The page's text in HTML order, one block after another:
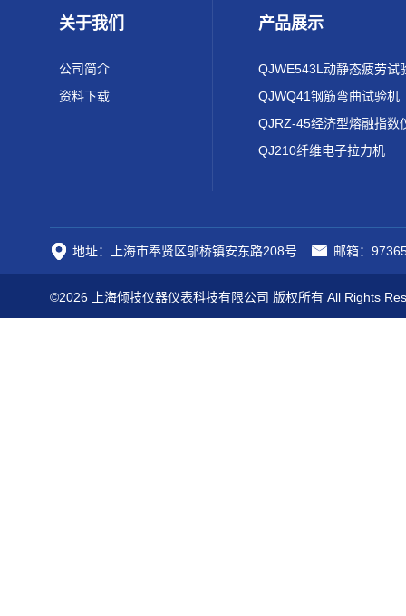
关于我们
公司简介
资料下载
产品展示
QJWE543L动静态疲劳试
QJWQ41钢筋弯曲试验机
QJRZ-45经济型熔融指数
QJ210纤维电子拉力机
地址：上海市奉贤区邬桥镇安东路208号 邮箱：
©2026 上海倾技仪器仪表科技有限公司 版权所有 All Rights